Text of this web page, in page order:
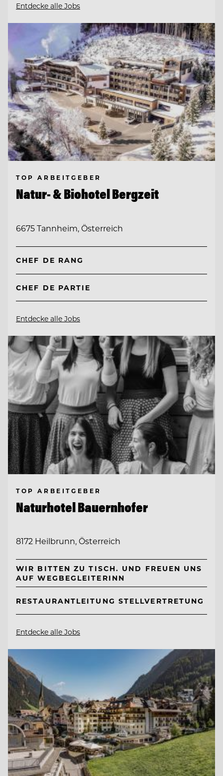
Entdecke alle Jobs
TOP ARBEITGEBER
Natur- & Biohotel Bergzeit
6675 Tannheim, Österreich
CHEF DE RANG
CHEF DE PARTIE
Entdecke alle Jobs
TOP ARBEITGEBER
Naturhotel Bauernhofer
8172 Heilbrunn, Österreich
WIR BITTEN ZU TISCH. UND FREUEN UNS
AUF WEGBEGLEITERINN
RESTAURANTLEITUNG STELLVERTRETUNG
Entdecke alle Jobs